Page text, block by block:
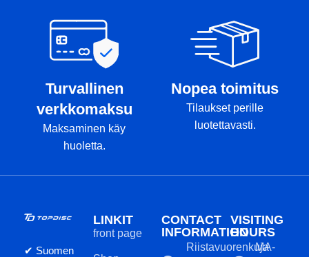
Turvallinen
verkkomaksu
Maksaminen käy
huoletta.
Nopea toimitus
Tilaukset perille
luotettavasti.
✔ Suomen
LINKIT
front page
CONTACT
INFORMATION
Riistavuorenkuja
VISITING
HOURS
MA-